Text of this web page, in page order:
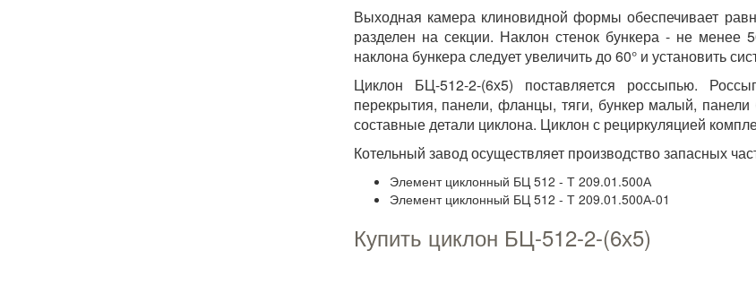
Выходная камера клиновидной формы обеспечивает
разделен на секции. Наклон стенок бункера - не менее
наклона бункера следует увеличить до 60° и установить
Циклон БЦ-512-2-(6х5) поставляется россыпью.
перекрытия, панели, фланцы, тяги, бункер малый,
составные детали циклона. Циклон с рециркуляцией
Котельный завод осуществляет производство запасных
Элемент циклонный БЦ 512 - Т 209.01.500А
Элемент циклонный БЦ 512 - Т 209.01.500А-01
Купить циклон БЦ-512-2-(6х5)